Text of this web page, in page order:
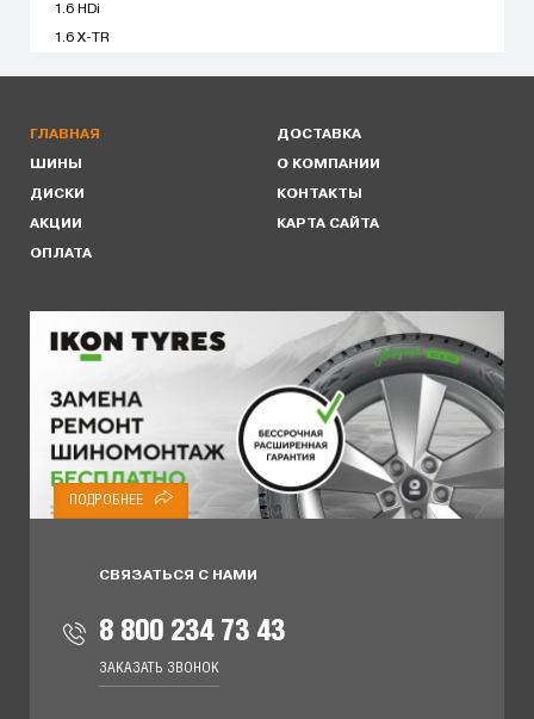
1.6 HDi
1.6 X-TR
ГЛАВНАЯ
ШИНЫ
ДИСКИ
АКЦИИ
ОПЛАТА
ДОСТАВКА
О КОМПАНИИ
КОНТАКТЫ
КАРТА САЙТА
ПОДРОБНЕЕ
СВЯЗАТЬСЯ С НАМИ
8 800 234 73 43
ЗАКАЗАТЬ ЗВОНОК